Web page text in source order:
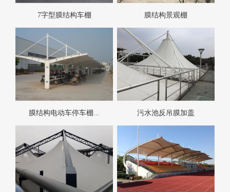
7字型膜结构车棚 膜结构景观棚
膜结构电动车停车棚... 污水池反吊膜加盖